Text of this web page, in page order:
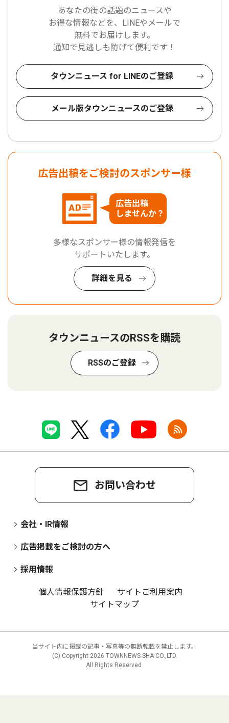
あなたの街の話題のニュースや
お得な情報などを、LINEやメールで
無料でお届けします。
通知で見逃しも防げて便利です！
タウンニュース for LINEのご登録
メール版タウンニュースのご登録
広告出稿をご検討のスポンサー様
広告出稿
しませんか？
多様なスポンサー様の情報発信を
サポートいたします。
詳細を見る
タウンニュースのRSSを購読
RSSのご登録
お問い合わせ
会社・IR情報
広告掲載をご検討の方へ
採用情報
個人情報保護方針
サイトご利用案内
サイトマップ
当サイト内に掲載の記事・写真等の無断転載を禁止します。
(C) Copyright 2026 TOWNNEWS-SHA CO.,LTD.
All Rights Reserved.